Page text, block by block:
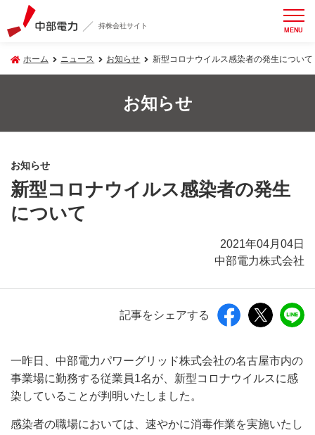
持株会社サイト MENU
ホーム ニュース お知らせ 新型コロナウイルス感染者の発生について
お知らせ
お知らせ
新型コロナウイルス感染者の発生
について
2021年04月04日
中部電力株式会社
記事をシェアする
一昨日、中部電力パワーグリッド株式会社の名古屋市内の
事業場に勤務する従業員1名が、新型コロナウイルスに感
染していることが判明いたしました。
感染者の職場においては、速やかに消毒作業を実施いたし